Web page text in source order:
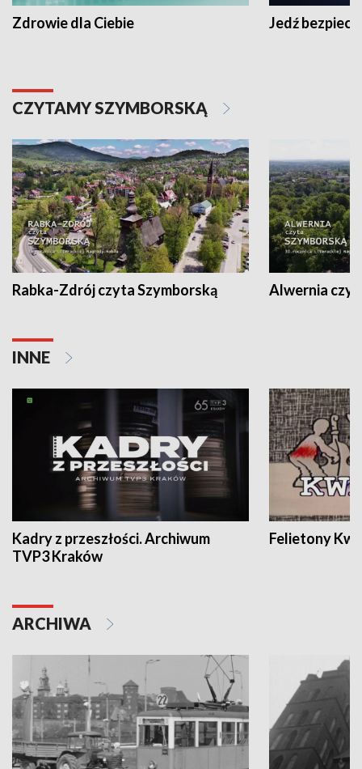
Zdrowie dla Ciebie Jedź
CZYTAMY SZYMBORSKĄ
Rabka-Zdrój czyta Szymborską Alwernia
INNE
Kadry z przeszłości. Archiwum
TVP3 Kraków
Felietony
ARCHIWA